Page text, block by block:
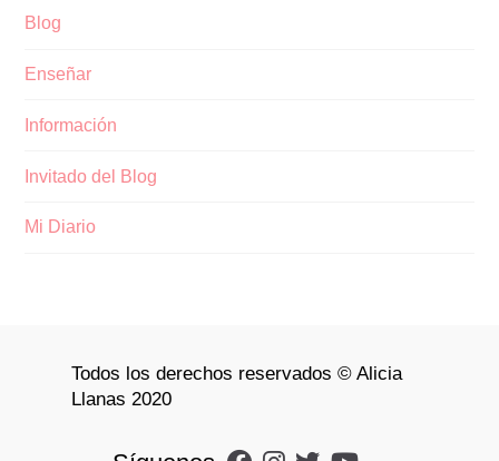
Blog
Enseñar
Información
Invitado del Blog
Mi Diario
Todos los derechos reservados © Alicia
Llanas 2020